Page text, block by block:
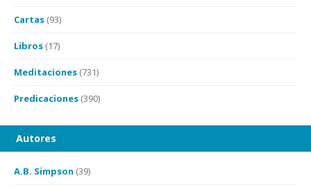
Cartas (93)
Libros (17)
Meditaciones (731)
Predicaciones (390)
Autores
A.B. Simpson (39)